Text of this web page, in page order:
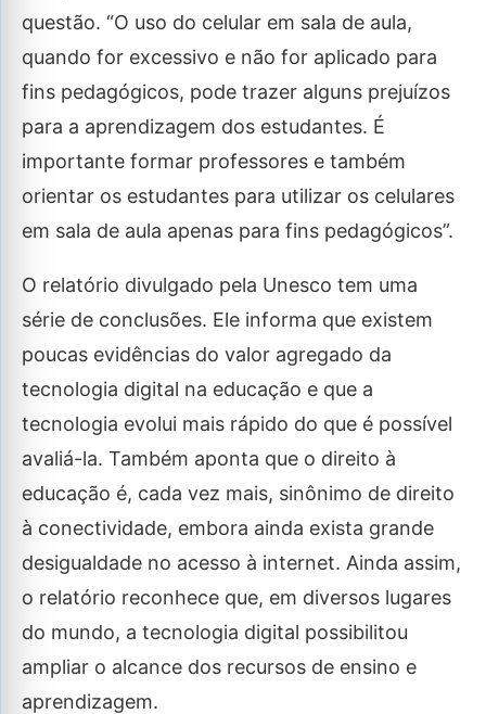
questão. “O uso do celular em sala de aula,
quando for excessivo e não for aplicado para
fins pedagógicos, pode trazer alguns prejuízos
para a aprendizagem dos estudantes. É
importante formar professores e também
orientar os estudantes para utilizar os celulares
em sala de aula apenas para fins pedagógicos”.
O relatório divulgado pela Unesco tem uma
série de conclusões. Ele informa que existem
poucas evidências do valor agregado da
tecnologia digital na educação e que a
tecnologia evolui mais rápido do que é possível
avaliá-la. Também aponta que o direito à
educação é, cada vez mais, sinônimo de direito
à conectividade, embora ainda exista grande
desigualdade no acesso à internet. Ainda assim,
o relatório reconhece que, em diversos lugares
do mundo, a tecnologia digital possibilitou
ampliar o alcance dos recursos de ensino e
aprendizagem.